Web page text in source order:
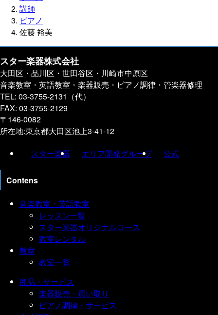
講師
ピアノ
佐藤 裕美
スター楽器株式会社
大田区・品川区・世田谷区・川崎市中原区
音楽教室・英語教室・楽器販売・ピアノ調律・管楽器修理
TEL: 03-3755-2131（代）
FAX: 03-3755-2129
〒146-0082
所在地:東京都大田区池上3-41-12
スター楽器
エリア開発グループ 公式
Contens
音楽教室・英語教室
レッスン一覧
スター楽器オリジナルコース
教室レンタル
教室
教室一覧
商品・サービス
楽器販売・買い取り
ピアノ調律・サービス